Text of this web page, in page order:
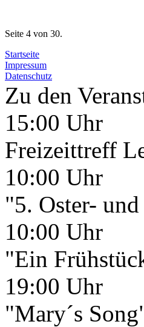
Seite 4 von 30.
Startseite
Impressum
Datenschutz
Zu den
15:00 Uhr
Freizeittreff
10:00 Uhr
"5. Oster-
10:00 Uhr
"Ein
19:00 Uhr
"Mary´s